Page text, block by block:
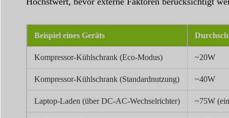
Beispiel eines Geräts
Kompressor-Kühlschrank (Eco-Modus) ~20W
Kompressor-Kühlschrank (Standardnutzung) ~40W
Laptop-Laden (über DC-AC-Wechselrichter) ~75W